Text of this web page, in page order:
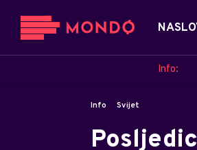
Info:
Info Svijet